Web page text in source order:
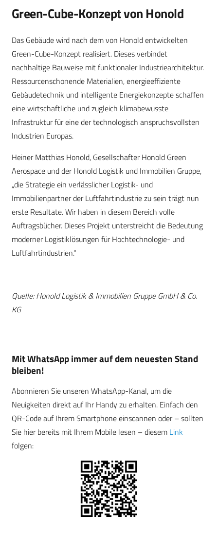
Green-Cube-Konzept von Honold
Das Gebäude wird nach dem von Honold entwickelten
Green-Cube-Konzept realisiert. Dieses verbindet
nachhaltige Bauweise mit funktionaler Industriearchitektur.
Ressourcenschonende Materialien, energieeffiziente
Gebäudetechnik und intelligente Energiekonzepte schaffen
eine wirtschaftliche und zugleich klimabewusste
Infrastruktur für eine der technologisch anspruchsvollsten
Industrien Europas.
Heiner Matthias Honold, Gesellschafter Honold Green
Aerospace und der Honold Logistik und Immobilien Gruppe,
„die Strategie ein verlässlicher Logistik- und
Immobilienpartner der Luftfahrtindustrie zu sein trägt nun
erste Resultate. Wir haben in diesem Bereich volle
Auftragsbücher. Dieses Projekt unterstreicht die Bedeutung
moderner Logistiklösungen für Hochtechnologie- und
Luftfahrtindustrien.“
Quelle: Honold Logistik & Immobilien Gruppe GmbH & Co.
KG
Mit WhatsApp immer auf dem neuesten Stand
bleiben!
Abonnieren Sie unseren WhatsApp-Kanal, um die
Neuigkeiten direkt auf Ihr Handy zu erhalten. Einfach den
QR-Code auf Ihrem Smartphone einscannen oder – sollten
Sie hier bereits mit Ihrem Mobile lesen – diesem Link
folgen: